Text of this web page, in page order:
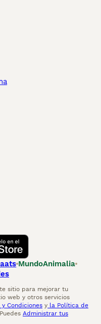
MundoAnimalia
sitio para mejorar tu
web y otros servicios
y Condiciones y la Política de
Administrar tus